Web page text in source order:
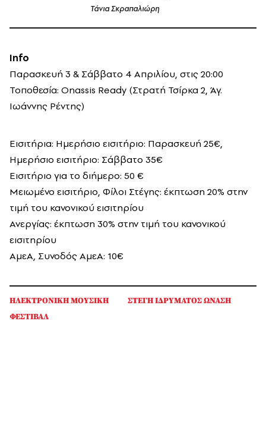
Τάνια Σκραπαλιώρη
Info
Παρασκευή 3 & Σάββατο 4 Απριλίου, στις 20:00
Τοποθεσία: Onassis Ready (Στρατή Τσίρκα 2, Άγ.
Ιωάννης Ρέντης)
Εισιτήρια: Ημερήσιο εισιτήριο: Παρασκευή 25€,
Ημερήσιο εισιτήριο: Σάββατο 35€
Εισιτήριο για το διήμερο: 50 €
Μειωμένο εισιτήριο, Φίλοι Στέγης: έκπτωση 20% στην
τιμή του κανονικού εισιτηρίου
Ανεργίας: έκπτωση 30% στην τιμή του κανονικού
εισιτηρίου
ΑμεΑ, Συνοδός ΑμεΑ: 10€
ΗΛΕΚΤΡΟΝΙΚΗ ΜΟΥΣΙΚΗ
ΣΤΕΓΗ ΙΔΡΥΜΑΤΟΣ ΩΝΑΣΗ
ΦΕΣΤΙΒΑΛ